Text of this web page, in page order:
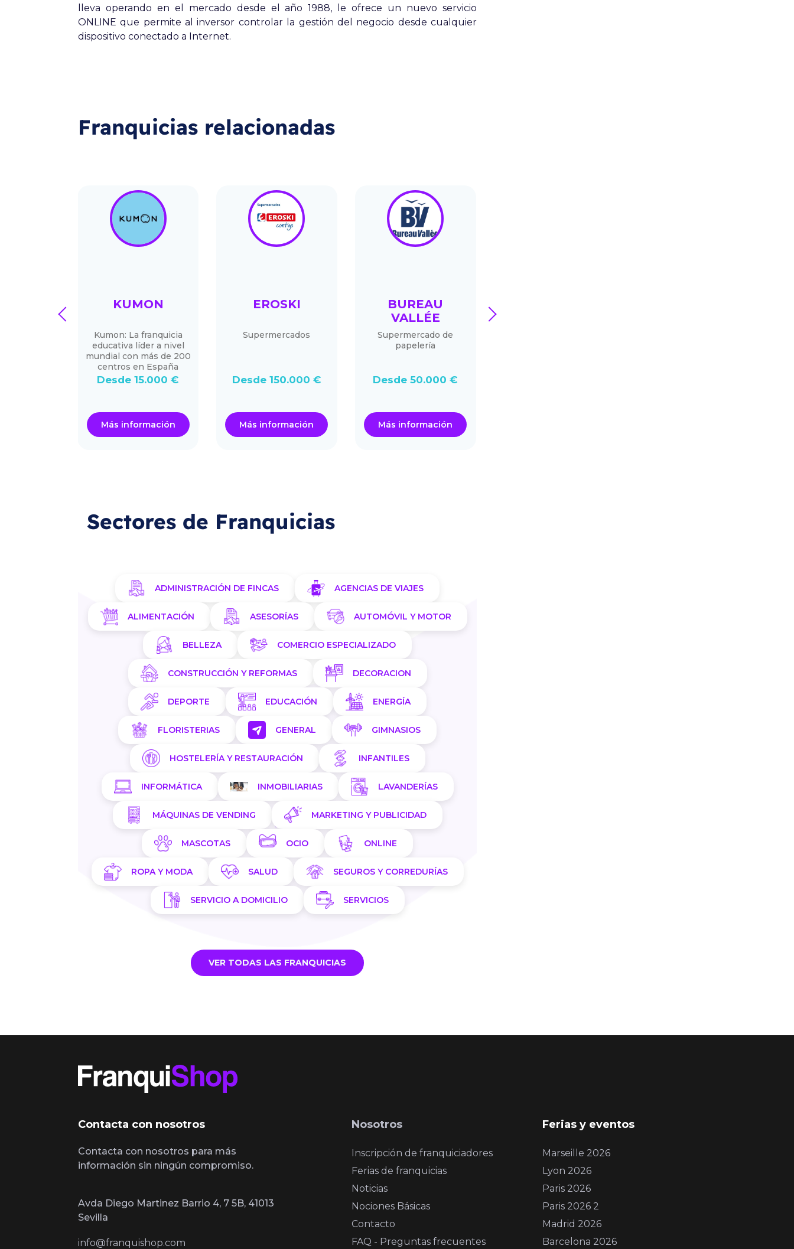
lleva operando en el mercado desde el año 1988, le ofrece un nuevo servicio
ONLINE que permite al inversor controlar la gestión del negocio desde cualquier
dispositivo conectado a Internet.
Franquicias relacionadas
KUMON
Kumon: La franquicia
educativa líder a nivel
mundial con más de 200
centros en España
Desde 15.000 €
Más información
EROSKI
Supermercados
Desde 150.000 €
Más información
BUREAU
VALLÉE
Supermercado de
papelería
Desde 50.000 €
Más información
prev next
Sectores de Franquicias
ADMINISTRACIÓN DE FINCAS AGENCIAS DE VIAJES
ALIMENTACIÓN ASESORÍAS AUTOMÓVIL Y MOTOR
BELLEZA COMERCIO ESPECIALIZADO
CONSTRUCCIÓN Y REFORMAS DECORACION
DEPORTE EDUCACIÓN ENERGÍA
FLORISTERIAS GENERAL GIMNASIOS
HOSTELERÍA Y RESTAURACIÓN INFANTILES
INFORMÁTICA INMOBILIARIAS LAVANDERÍAS
MÁQUINAS DE VENDING MARKETING Y PUBLICIDAD
MASCOTAS OCIO ONLINE
ROPA Y MODA SALUD SEGUROS Y CORREDURÍAS
SERVICIO A DOMICILIO SERVICIOS
VER TODAS LAS FRANQUICIAS
Contacta con nosotros
Contacta con nosotros para más
información sin ningún compromiso.
Avda Diego Martinez Barrio 4, 7 5B, 41013
Sevilla
info@franquishop.com
Nosotros
Inscripción de franquiciadores
Ferias de franquicias
Noticias
Nociones Básicas
Contacto
FAQ - Preguntas frecuentes
Ferias y eventos
Marseille 2026
Lyon 2026
Paris 2026
Paris 2026 2
Madrid 2026
Barcelona 2026